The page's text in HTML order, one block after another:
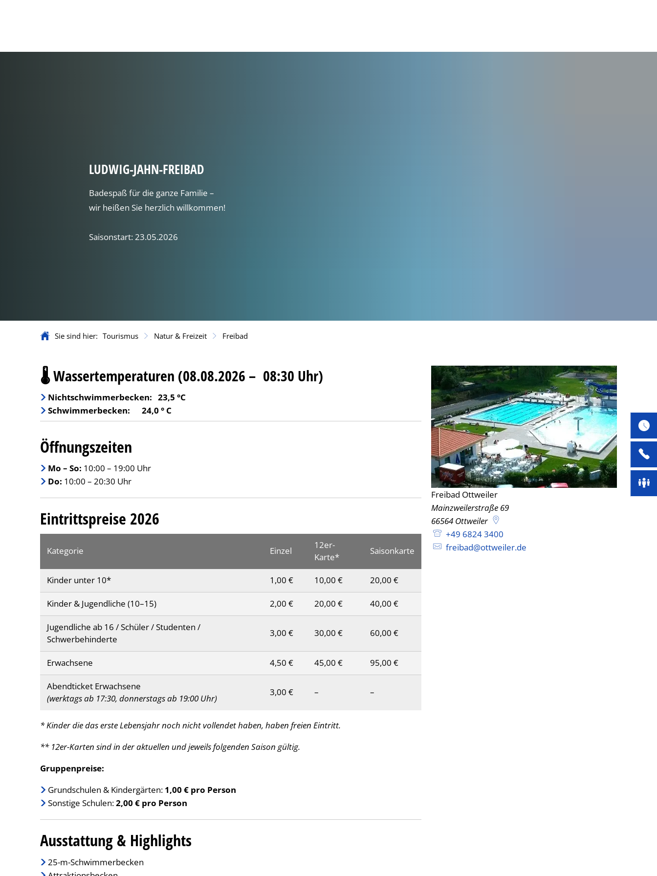
LUDWIG-JAHN-FREIBAD
Badespaß für die ganze Familie –
wir heißen Sie herzlich willkommen!
Saisonstart: 23.05.2026
Sie sind hier: Tourismus Natur & Freizeit Freibad
Freibad🌡 Wassertemperaturen (08.08.2026 – 08:30 Uhr)
Nichtschwimmerbecken: 23,5 °C
Schwimmerbecken:
24,0 ° C
Öffnungszeiten
Mo – So: 10:00 – 19:00 Uhr
Do: 10:00 – 20:30 Uhr
Eintrittspreise 2026
Kategorie Einzel
12er-
Karte*
Saisonkarte
Kinder unter 10* 1,00 € 10,00 € 20,00 €
Kinder & Jugendliche (10–15) 2,00 € 20,00 € 40,00 €
Jugendliche ab 16 / Schüler / Studenten /
Schwerbehinderte
3,00 € 30,00 € 60,00 €
Erwachsene 4,50 € 45,00 € 95,00 €
Abendticket Erwachsene
(werktags ab 17:30, donnerstags ab 19:00 Uhr)
3,00 € – –
* Kinder die das erste Lebensjahr noch nicht vollendet haben, haben freien Eintritt.
** 12er-Karten sind in der aktuellen und jeweils folgenden Saison gültig.
Gruppenpreise:
Grundschulen & Kindergärten: 1,00 € pro Person
Sonstige Schulen:2,00 € pro Person
Ausstattung & Highlights
25-m-Schwimmerbecken
Freibad Ottweiler
Mainzweilerstraße 69
66564 Ottweiler
+49 6824 3400
freibad@ottweiler.de